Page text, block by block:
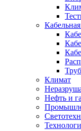
Климат
Нефть и